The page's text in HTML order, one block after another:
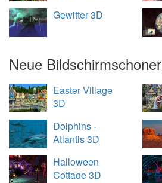
Gewitter 3D
Neue Bildschirmschoner
Easter Village
3D
Dolphins -
Atlantis 3D
Halloween
Cottage 3D